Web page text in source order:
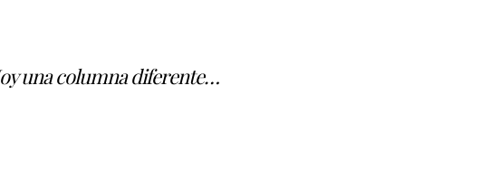
una columna diferente…